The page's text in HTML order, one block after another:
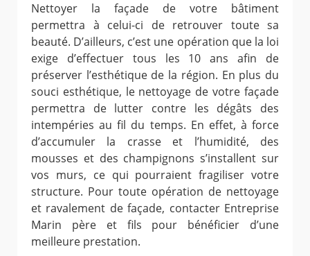
Nettoyer la façade de votre bâtiment
permettra à celui-ci de retrouver toute sa
beauté. D’ailleurs, c’est une opération que la loi
exige d’effectuer tous les 10 ans afin de
préserver l’esthétique de la région. En plus du
souci esthétique, le nettoyage de votre façade
permettra de lutter contre les dégâts des
intempéries au fil du temps. En effet, à force
d’accumuler la crasse et l’humidité, des
mousses et des champignons s’installent sur
vos murs, ce qui pourraient fragiliser votre
structure. Pour toute opération de nettoyage
et ravalement de façade, contacter Entreprise
Marin père et fils pour bénéficier d’une
meilleure prestation.